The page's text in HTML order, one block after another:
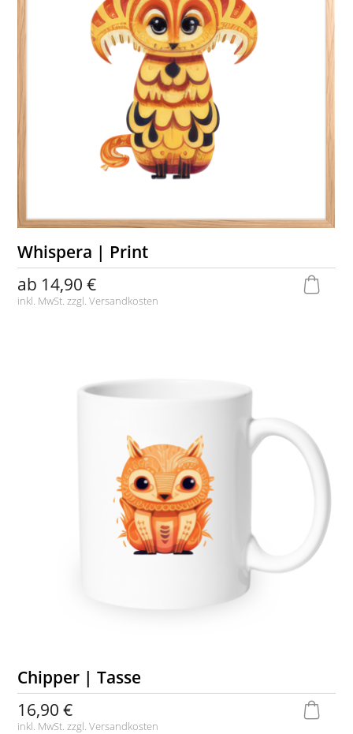
Whispera | Print
ab 14,90 €
inkl. MwSt. zzgl.Versandkosten
Chipper | Tasse
16,90 €
inkl. MwSt. zzgl.Versandkosten